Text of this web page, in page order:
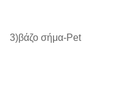
3)βάζο σήμα-Pet